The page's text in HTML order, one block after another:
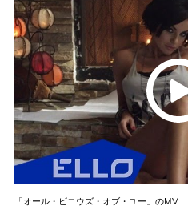
「オール・ビコウズ・オブ・ユー」のMV